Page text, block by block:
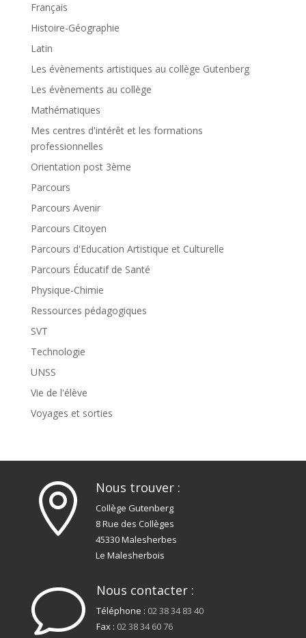
Français
Histoire-Géographie
Latin
Les évènements artistiques au collège Gutenberg
Les évènements au collège
Mathématiques
Mes centres d'intérêt et les formations
professionnelles
Orientation post 3ème
Parcours
Parcours Avenir
Parcours Citoyen
Parcours d'Education Artistique et Culturelle
Parcours Éducatif de Santé
Physique-Chimie
Ressources pédagogiques
SVT
Technologie
UNSS
Vie de l'élève
Voyages et sorties
 Nous trouver :
Collège Gutenberg
8 Rue des Collèges
45330 Malesherbes
Le Malesherbois
v Nous contacter :
Téléphone : 02 38 34 83 40
Fax : 02 38 34 60 76